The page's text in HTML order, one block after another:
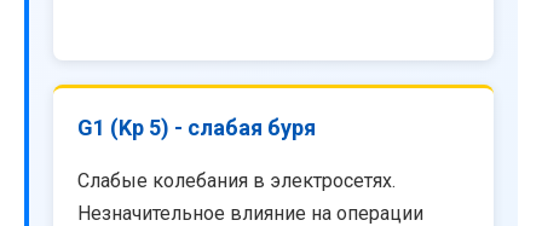
G1 (Kp 5) - слабая буря
Слабые колебания в электросетях.
Незначительное влияние на операции